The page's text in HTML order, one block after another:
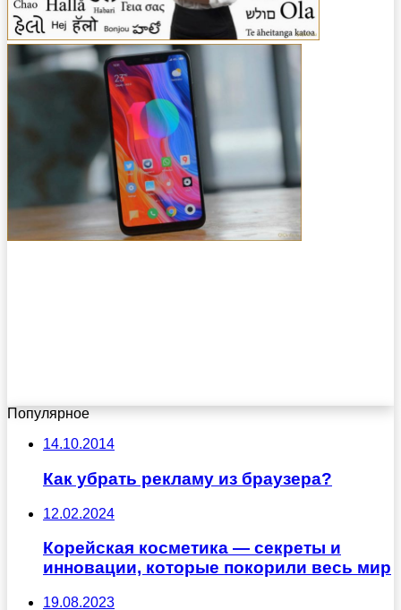
Популярное
14.10.2014
Как убрать рекламу из браузера?
12.02.2024
Корейская косметика — секреты и
инновации, которые покорили весь мир
19.08.2023